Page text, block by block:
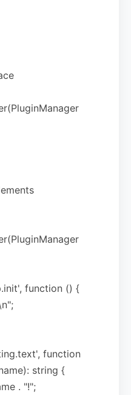
function () {
function
string {
. "!";